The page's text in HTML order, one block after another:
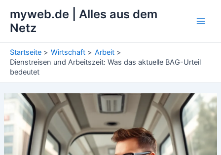
Inhalt
springen
myweb.de | Alles aus dem
Netz
Startseite Wirtschaft
Arbeit
Dienstreisen und Arbeitszeit: Was das aktuelle BAG-Urteil
bedeutet